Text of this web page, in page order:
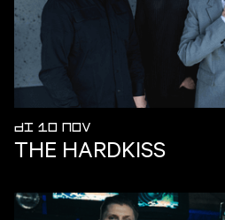
DI 10 NOV
THE HARDKISS